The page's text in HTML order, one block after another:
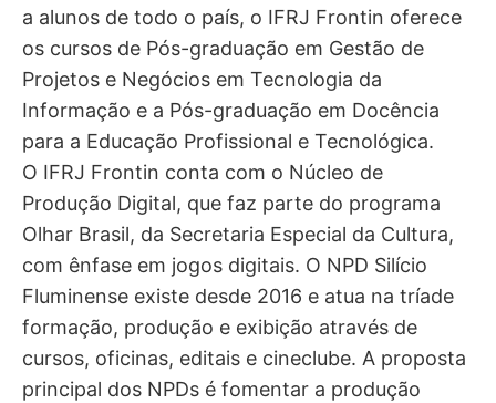
a alunos de todo o país, o IFRJ Frontin oferece
os cursos de Pós-graduação em Gestão de
Projetos e Negócios em Tecnologia da
Informação e a Pós-graduação em Docência
para a Educação Profissional e Tecnológica.
O IFRJ Frontin conta com o Núcleo de
Produção Digital, que faz parte do programa
Olhar Brasil, da Secretaria Especial da Cultura,
com ênfase em jogos digitais. O NPD Silício
Fluminense existe desde 2016 e atua na tríade
formação, produção e exibição através de
cursos, oficinas, editais e cineclube. A proposta
principal dos NPDs é fomentar a produção